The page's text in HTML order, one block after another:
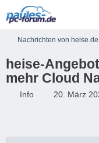
Nachrichten von heise.de
heise-
mehr Cloud
Info 20. März